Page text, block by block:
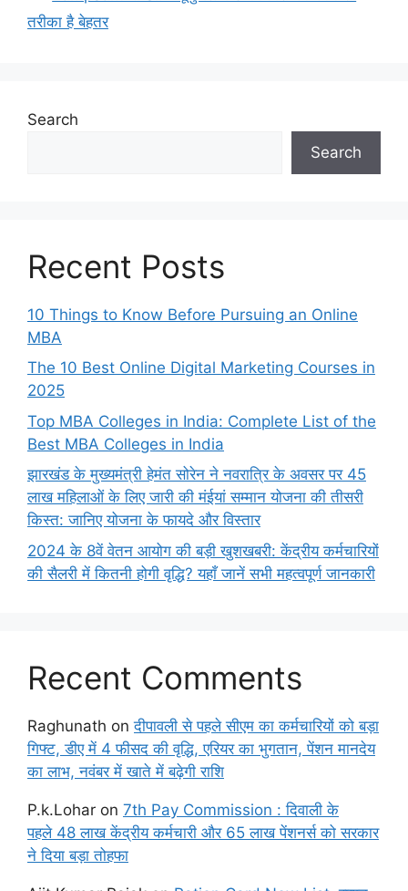
तरीका है बेहतर
Search
Search
Recent Posts
10 Things to Know Before Pursuing an Online
MBA
The 10 Best Online Digital Marketing Courses in
2025
Top MBA Colleges in India: Complete List of the
Best MBA Colleges in India
झारखंड के मुख्यमंत्री हेमंत सोरेन ने नवरात्रि के अवसर पर 45
लाख महिलाओं के लिए जारी की मंईयां सम्मान योजना की तीसरी
किस्त: जानिए योजना के फायदे और विस्तार
2024 के 8वें वेतन आयोग की बड़ी खुशखबरी: केंद्रीय कर्मचारियों
की सैलरी में कितनी होगी वृद्धि? यहाँ जानें सभी महत्वपूर्ण जानकारी
Recent Comments
Raghunath onदीपावली से पहले सीएम का कर्मचारियों को बड़ा
गिफ्ट, डीए में 4 फीसद की वृद्धि, एरियर का भुगतान, पेंशन मानदेय
का लाभ, नवंबर में खाते में बढ़ेगी राशि
P.k.Lohar on 7th Pay Commission : दिवाली के
पहले 48 लाख केंद्रीय कर्मचारी और 65 लाख पेंशनर्स को सरकार
ने दिया बड़ा तोहफा